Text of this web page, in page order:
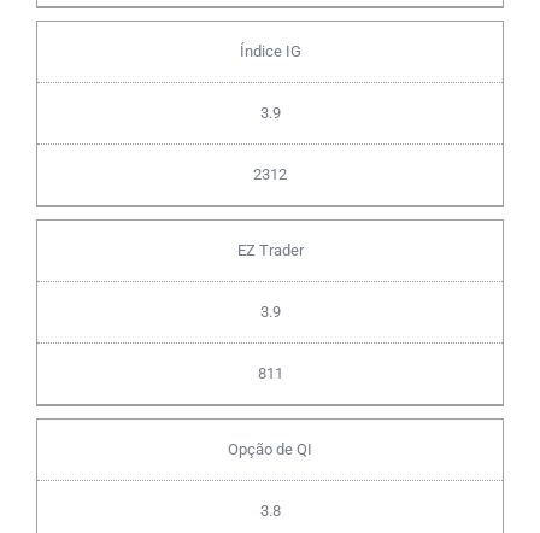
Índice IG
3.9
2312
EZ Trader
3.9
811
Opção de QI
3.8